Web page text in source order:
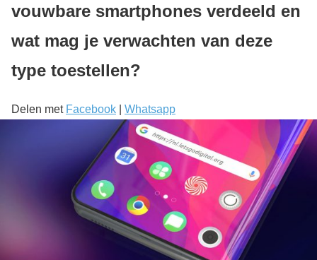
vouwbare smartphones verdeeld en
wat mag je verwachten van deze
type toestellen?
Delen met Facebook Whatsapp